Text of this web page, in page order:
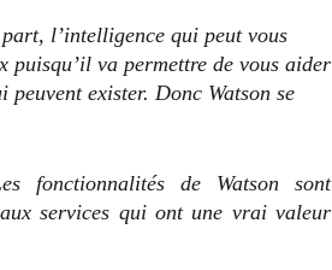
l’intelligence qui peut vous
puisqu’il va permettre de vous aider
exister. Donc Watson se
fonctionnalités de Watson sont
services qui ont une vrai valeur